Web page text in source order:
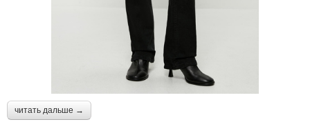
читать дальше →